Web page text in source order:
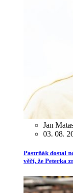
Jan
03. 08.
Pastrňák dostal
věří, že Peterka